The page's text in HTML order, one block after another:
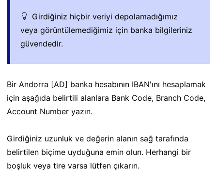
Girdiğiniz hiçbir veriyi depolamadığımız
veya görüntülemediğimiz için banka bilgileriniz
güvendedir.
Bir Andorra [AD] banka hesabının IBAN'ını hesaplamak
için aşağıda belirtili alanlara Bank Code, Branch Code,
Account Number yazın.
Girdiğiniz uzunluk ve değerin alanın sağ tarafında
belirtilen biçime uyduğuna emin olun. Herhangi bir
boşluk veya tire varsa lütfen çıkarın.